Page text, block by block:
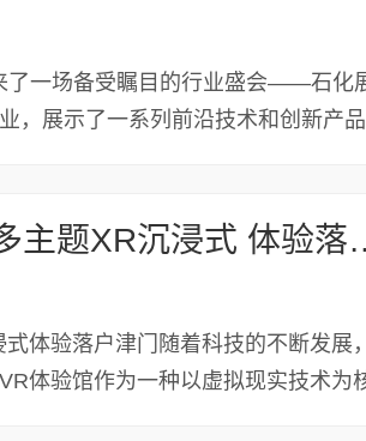
一场备受瞩目的行业盛会——石化
，展示了一系列前沿技术和创新产品
数智赋能文化新
体验落户津门随着科技的不断发展
体验馆作为一种以虚拟现实技术为